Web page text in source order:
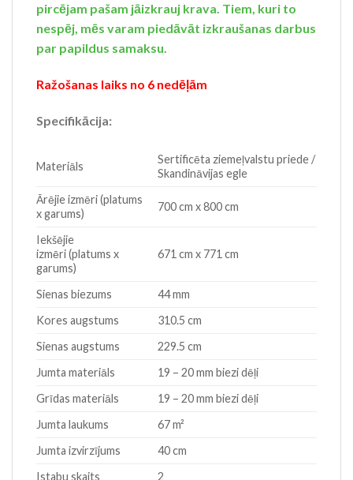
pircējam pašam jāizkrauj krava. Tiem, kuri to
nespēj, mēs varam piedāvāt izkraušanas darbus
par papildus samaksu.
Ražošanas laiks no 6 nedēļām
Specifikācija:
Materiāls
Sertificēta ziemeļvalstu priede /
Skandināvijas egle
Ārējie izmēri (platums
x garums)
700 cm x 800 cm
Iekšējie
izmēri (platums x
garums)
671 cm x 771 cm
Sienas biezums
44 mm
Kores augstums
310.5 cm
Sienas augstums
229.5 cm
Jumta materiāls
19 – 20 mm biezi dēļi
Grīdas materiāls
19 – 20 mm biezi dēļi
Jumta laukums
67 m²
Jumta izvirzījums
40 cm
Istabu skaits
2